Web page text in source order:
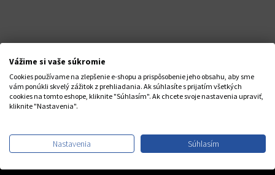
STAŇTE SA NAŠÍM FANÚŠIKOM
Radi vám pošleme info o našich novinkách
Vážime si vaše súkromie
Cookies používame na zlepšenie e-shopu a prispôsobenie jeho obsahu, aby sme
vám ponúkli skvelý zážitok z prehliadania. Ak súhlasíte s prijatím všetkých
cookies na tomto eshope, kliknite "Súhlasím". Ak chcete svoje nastavenia upraviť,
kliknite "Nastavenia".
Nastavenia Súhlasím